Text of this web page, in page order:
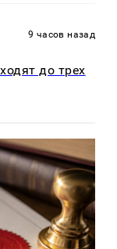
9 часов назад
до трех